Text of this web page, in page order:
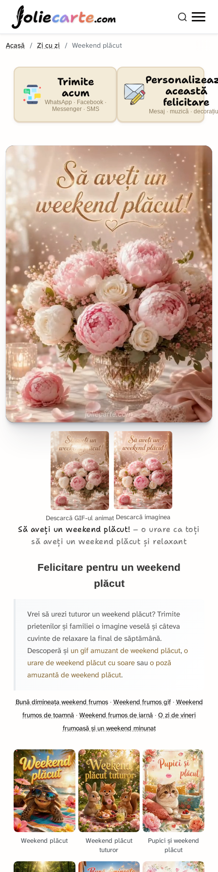
oliecarte.com
Acasă Zi cu zi Weekend plăcut
Trimite
acum
WhatsApp · Facebook ·
Messenger · SMS
această
felicitare
Mesaj · muzică ·
Descarcă GIF-ul animat Descarcă imaginea
Să aveți un weekend plăcut!
o urare ca toți
să aveți un weekend plăcut și relaxant
Felicitare pentru un weekend
plăcut
Vrei să urezi tuturor un weekend plăcut? Trimite
prietenilor și familiei o imagine veselă și câteva
cuvinte de relaxare la final de săptămână.
Descoperă și un gif amuzant de weekend plăcut, o
urare de weekend plăcut cu soare sau o poză
amuzantă de weekend plăcut.
Bună dimineața weekend frumos· Weekend frumos gif· Weekend
frumos de toamnă · Weekend frumos de iarnă · O zi de vineri
frumoasă și un weekend minunat
Weekend plăcut
Weekend plăcut
tuturor
Pupici și weekend
plăcut